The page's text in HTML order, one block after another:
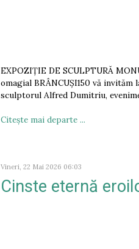
EXPOZIȚIE DE SCULPTURĂ
omagial BRÂNCUȘI150 vă
sculptorul Alfred Dumitriu,
Citeşte mai departe ...
Vineri, 22 Mai 2026 06:03
Cinste eternă